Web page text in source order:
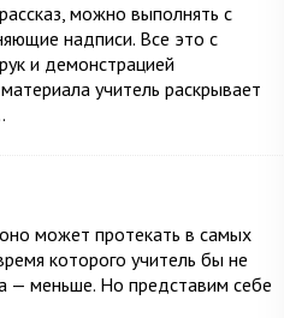
можно выполнять с
надписи. Все это с
и демонстрацией
учитель раскрывает
может протекать в самых
которого учитель бы не
— меньше. Но представим себе